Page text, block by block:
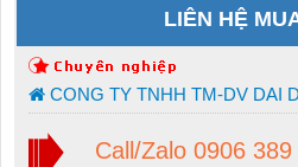
LIÊN HỆ
CONG TY TNHH TM-DV DAI
Call/Zalo 0906